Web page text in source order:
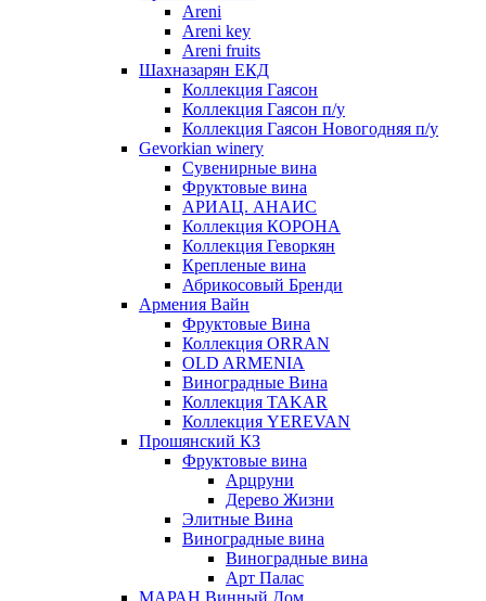
Areni
Areni key
Areni fruits
Шахназарян ЕКД
Коллекция Гаясон
Коллекция Гаясон п/у
Коллекция Гаясон Новогодняя п/у
Gevorkian winery
Сувенирные вина
Фруктовые вина
АРИАЦ. АНАИС
Коллекция КОРОНА
Коллекция Геворкян
Крепленые вина
Абрикосовый Бренди
Армения Вайн
Фруктовые Вина
Коллекция ORRAN
OLD ARMENIA
Виноградные Вина
Коллекция TAKAR
Коллекция YEREVAN
Прошянский КЗ
Фруктовые вина
Арцруни
Дерево Жизни
Элитные Вина
Виноградные вина
Виноградные вина
Арт Палас
МАРАН Винный Дом